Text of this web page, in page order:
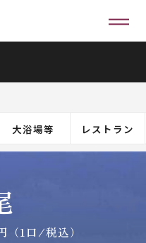
大浴場等 レストラン
（1口/税込）